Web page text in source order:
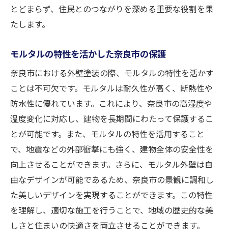
その効果
防水効果を発揮する奈良市のモルタル
モルタルの質感がもたらす美観効果
奈良市でのモルタル活用による耐候性の強
化
モルタル塗装で奈良市の住居を守る秘訣
伝統を守る奈良市のモルタル外壁塗装の最新ト
レンド
奈良市のモルタル塗装で注目の色彩
最新技術で進化する奈良市のモルタル
奈良市におけるモルタルデザインの新潮流
モルタルの新しい表現方法を奈良市で探る
とどまらず、住民とのつながりを深める重要な役割を果
たします。
モルタルの特性を活かした奈良市の保護
奈良市における外壁塗装の際、モルタルの特性を活かす
ことは不可欠です。モルタルは耐久性が高く、断熱性や
防水性に優れています。これにより、奈良市の高湿度や
温度変化に対応し、建物を長期間にわたって保護するこ
とが可能です。また、モルタルの特性を活用すること
で、地震などの外部衝撃にも強く、建物全体の安全性を
向上させることができます。さらに、モルタル外壁は自
由なデザインが可能であるため、奈良市の景観に調和し
た美しいデザインを実現することができます。この特性
を理解し、適切な施工を行うことで、地域の歴史的な美
しさと住まいの快適さを両立させることができます。